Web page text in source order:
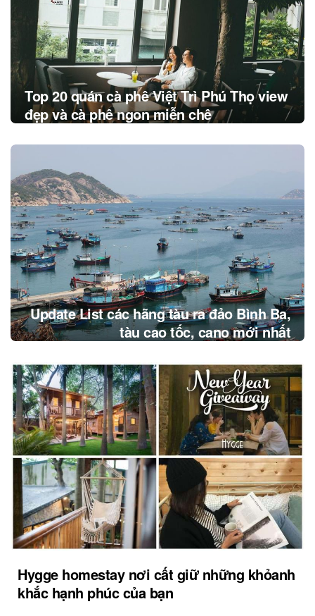
Top 20 quán cà phê Việt Trì Phú Thọ view
đẹp và cà phê ngon miễn chê
Update List các hãng tàu ra đảo Bình Ba,
tàu cao tốc, cano mới nhất
Hygge homestay nơi cất giữ những khỏanh
khắc hạnh phúc của bạn